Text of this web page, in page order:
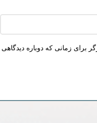
برای زمانی که دوباره دیدگاهی